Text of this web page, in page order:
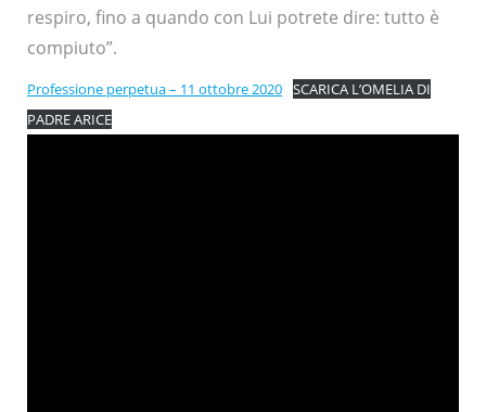
respiro, fino a quando con Lui potrete dire: tutto è
compiuto”.
Professione perpetua – 11 ottobre 2020 SCARICA L’OMELIA DI
PADRE ARICE